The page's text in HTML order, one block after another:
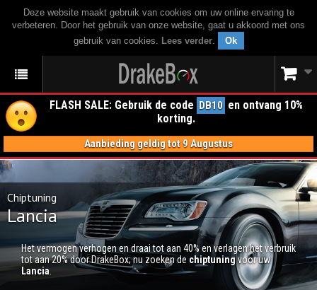
Deze website maakt gebruik van cookies om uw online ervaring te
verbeteren. Door het gebruik van onze website, gaat u akkoord met ons
gebruik van cookies. Lees verder. Ok
FLASH SALE: Gebruik de code DB10 en ontvang 10%
korting.
Aanbieding geldig tot 9 Augustus
Chiptuning
Lancia
Het vermogen verhogen en draai tot aan 40% en verlagen het verbruik
tot aan 20% door DrakeBox; nu zoeken de chiptuningvoor uw
Lancia